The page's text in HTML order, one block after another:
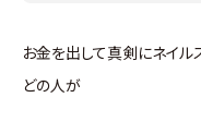
お金を出して真剣にネイル
どの人が